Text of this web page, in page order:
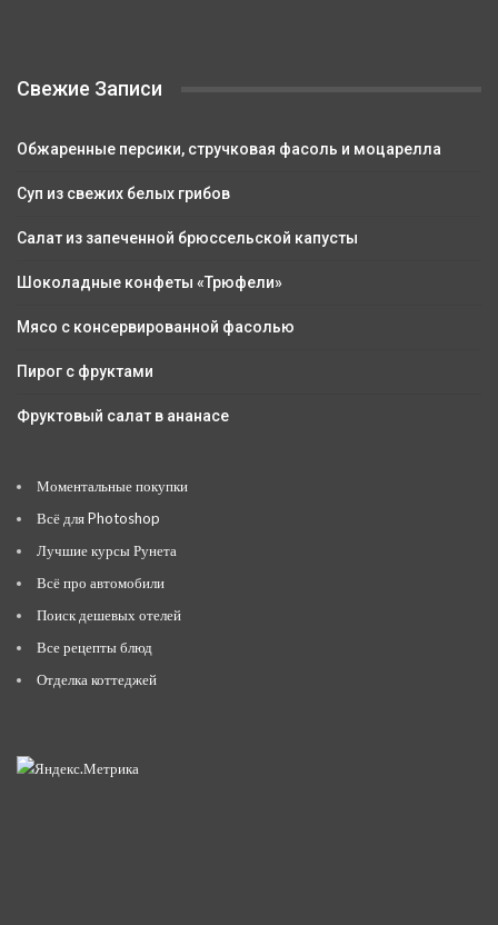
Свежие Записи
Обжаренные персики, стручковая фасоль и моцарелла
Суп из свежих белых грибов
Салат из запеченной брюссельской капусты
Шоколадные конфеты «Трюфели»
Мясо с консервированной фасолью
Пирог с фруктами
Фруктовый салат в ананасе
Моментальные покупки
Всё для Photoshop
Лучшие курсы Рунета
Всё про автомобили
Поиск дешевых отелей
Все рецепты блюд
Отделка коттеджей